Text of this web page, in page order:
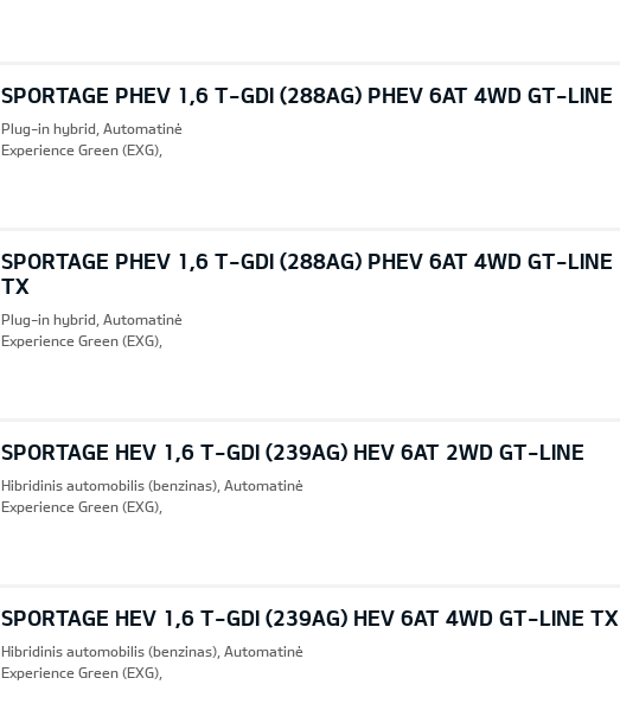
SPORTAGE PHEV 1,6 T-GDI (288AG) PHEV 6AT 4WD GT-LINE
Plug-in hybrid, Automatinė
Experience Green (EXG),
SPORTAGE PHEV 1,6 T-GDI (288AG) PHEV 6AT 4WD GT-LINE
TX
Plug-in hybrid, Automatinė
Experience Green (EXG),
SPORTAGE HEV 1,6 T-GDI (239AG) HEV 6AT 2WD GT-LINE
Hibridinis automobilis (benzinas), Automatinė
Experience Green (EXG),
SPORTAGE HEV 1,6 T-GDI (239AG) HEV 6AT 4WD GT-LINE TX
Hibridinis automobilis (benzinas), Automatinė
Experience Green (EXG),